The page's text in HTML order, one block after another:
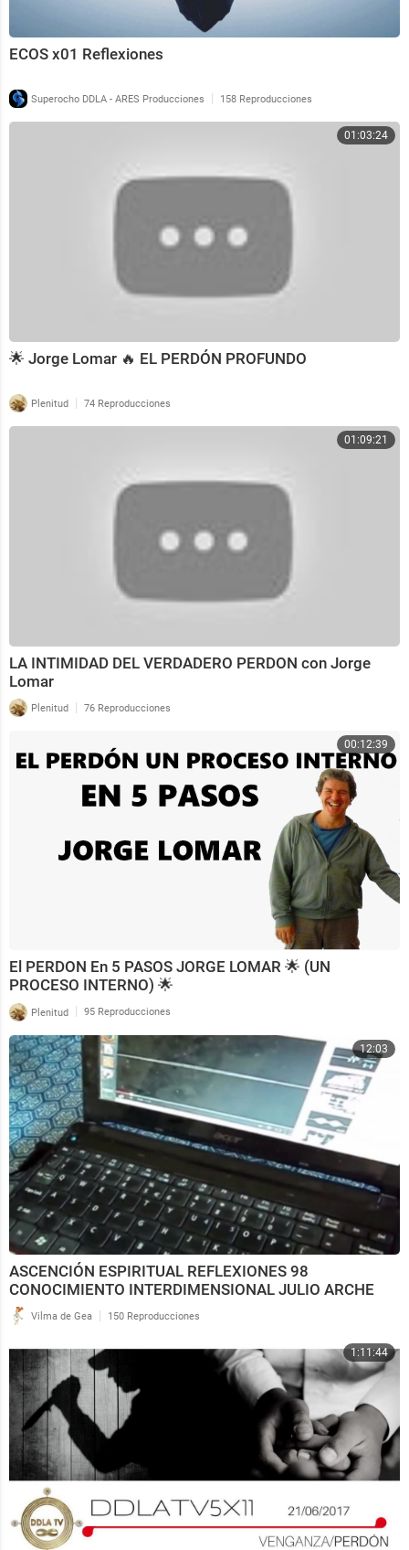
ECOS x01 Reflexiones
Superocho DDLA - ARES Producciones | 158 Reproducciones
01:03:24
🌟 Jorge Lomar 🔥 EL PERDÓN PROFUNDO
Plenitud | 74 Reproducciones
01:09:21
LA INTIMIDAD DEL VERDADERO PERDON con Jorge
Lomar
Plenitud | 76 Reproducciones
00:12:39
El PERDON En 5 PASOS JORGE LOMAR 🌟 (UN
PROCESO INTERNO) 🌟
Plenitud | 95 Reproducciones
12:03
ASCENCIÓN ESPIRITUAL REFLEXIONES 98
CONOCIMIENTO INTERDIMENSIONAL JULIO ARCHE
Vilma de Gea | 150 Reproducciones
1:11:44